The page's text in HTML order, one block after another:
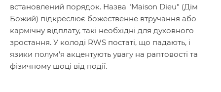
встановлений порядок. Назва "Maison Dieu" (Дім
Божий) підкреслює божественне втручання або
кармічну відплату, такі необхідні для духовного
зростання. У колоді RWS постаті, що падають, і
язики полум'я акцентують увагу на раптовості та
фізичному шоці від події.